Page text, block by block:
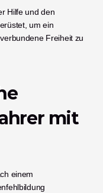
Hilfe und den
um ein
Freiheit zu
mit
einem